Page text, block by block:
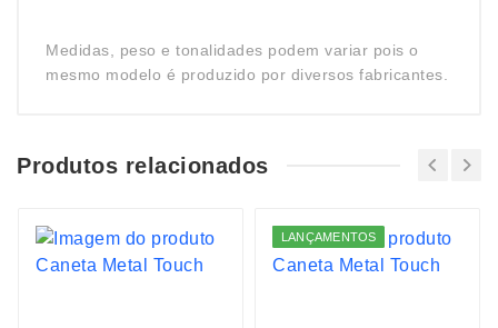
Medidas, peso e tonalidades podem variar pois o
mesmo modelo é produzido por diversos fabricantes.
Produtos relacionados
LANÇAMENTOS